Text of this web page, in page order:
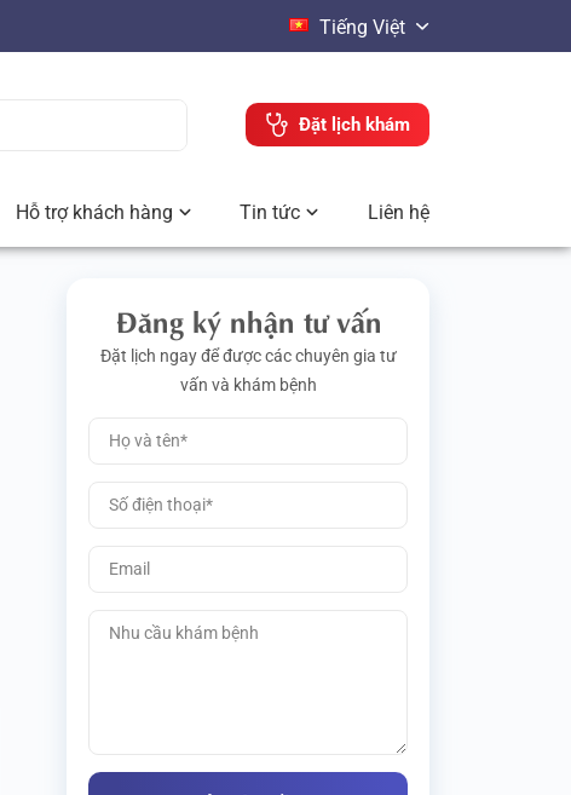
Tiếng Việt
Đặt lịch khám
Hỗ trợ khách hàng Tin tức Liên hệ
Đăng ký nhận tư vấn
Đặt lịch ngay để được các chuyên gia tư
vấn và khám bệnh